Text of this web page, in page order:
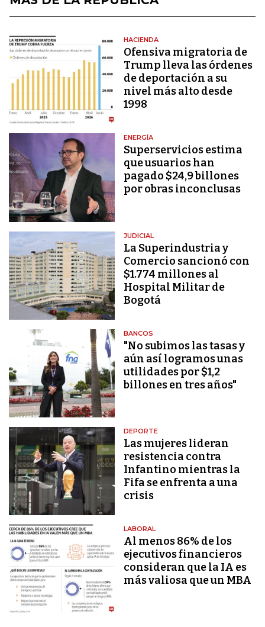
HACIENDA
Ofensiva migratoria de
Trump lleva las órdenes
de deportación a su
nivel más alto desde
1998
ENERGÍA
Superservicios estima
que usuarios han
pagado $24,9 billones
por obras inconclusas
JUDICIAL
La Superindustria y
Comercio sancionó con
$1.774 millones al
Hospital Militar de
Bogotá
BANCOS
"No subimos las tasas y
aún así logramos unas
utilidades por $1,2
billones en tres años"
DEPORTE
Las mujeres lideran
resistencia contra
Infantino mientras la
Fifa se enfrenta a una
crisis
LABORAL
Al menos 86% de los
ejecutivos financieros
consideran que la IA es
más valiosa que un MBA